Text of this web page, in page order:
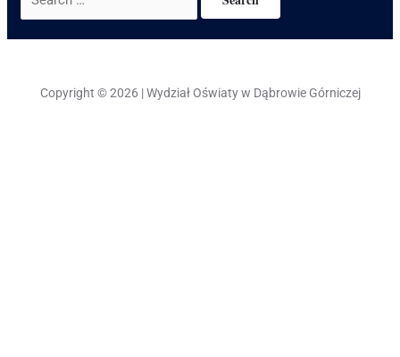
Copyright © 2026 | Wydział Oświaty w Dąbrowie Górniczej